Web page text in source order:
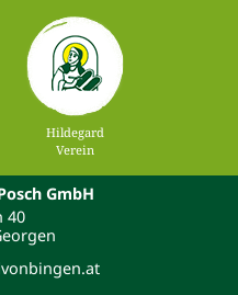
Hildegard
Verein
GmbH
40